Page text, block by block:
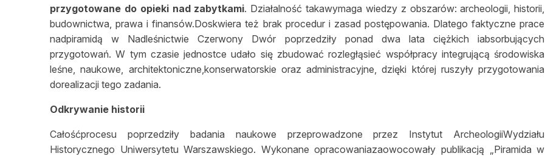
przygotowane do opieki nad zabytkami. Działalność takawymaga wiedzy z obszarów: archeologii, historii,
budownictwa, prawa i finansów.Doskwiera też brak procedur i zasad postępowania. Dlatego faktyczne prace
nadpiramidą w Nadleśnictwie Czerwony Dwór poprzedziły ponad dwa lata ciężkich iabsorbujących
przygotowań. W tym czasie jednostce udało się zbudować rozległąsieć współpracy integrującą środowiska
leśne, naukowe, architektoniczne,konserwatorskie oraz administracyjne, dzięki której ruszyły przygotowania
dorealizacji tego zadania.
Odkrywanie historii
Całośćprocesu poprzedziły badania naukowe przeprowadzone przez Instytut ArcheologiiWydziału
Historycznego Uniwersytetu Warszawskiego. Wykonane opracowaniazaowocowały publikacją „Piramida w